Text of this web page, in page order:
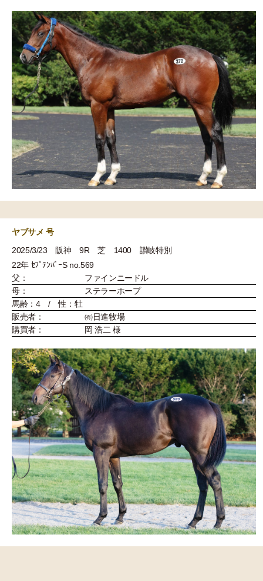
ヤブサメ 号
2025/3/23 阪神 9R 芝 1400 讃岐特別
22年 ｾﾌﾟﾃﾝﾊﾞｰS no.569
父：
ファインニードル
母：
ステラーホープ
馬齢：4 / 性：牡
販売者：
㈲日進牧場
購買者：
岡 浩二 様